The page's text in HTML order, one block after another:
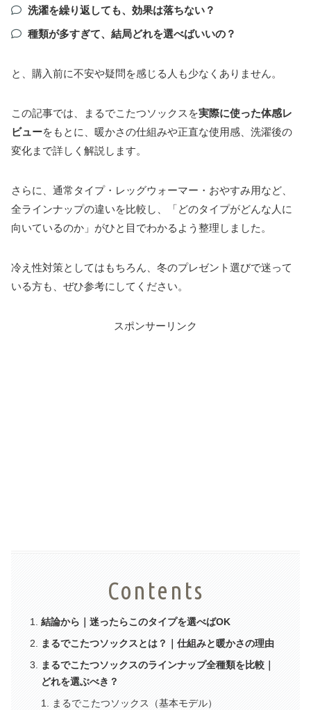
洗濯を繰り返しても、効果は落ちない？
種類が多すぎて、結局どれを選べばいいの？
と、購入前に不安や疑問を感じる人も少なくありません。
この記事では、まるでこたつソックスを実際に使った体感レ
ビューをもとに、暖かさの仕組みや正直な使用感、洗濯後の
変化まで詳しく解説します。
さらに、通常タイプ・レッグウォーマー・おやすみ用など、
全ラインナップの違いを比較し、「どのタイプがどんな人に
向いているのか」がひと目でわかるよう整理しました。
冷え性対策としてはもちろん、冬のプレゼント選びで迷って
いる方も、ぜひ参考にしてください。
スポンサーリンク
Contents
結論から｜迷ったらこのタイプを選べばOK
まるでこたつソックスとは？｜仕組みと暖かさの理由
まるでこたつソックスのラインナップ全種類を比較｜
どれを選ぶべき？
まるでこたつソックス（基本モデル）